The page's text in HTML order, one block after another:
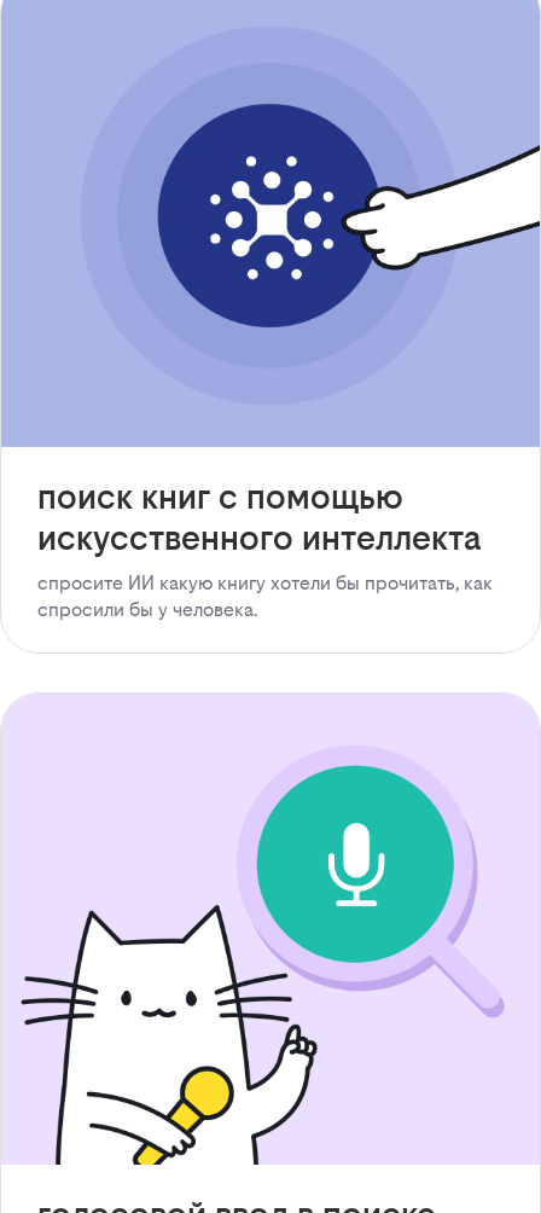
поиск книг с помощью
искусственного интеллекта
спросите ИИ какую книгу хотели бы прочитать, как
спросили бы у человека.